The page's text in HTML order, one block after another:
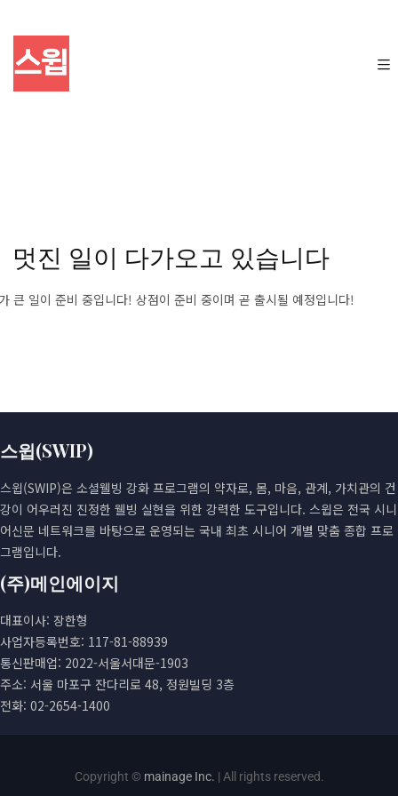
멋진 일이 다가오고 있습니다
큰 일이 준비 중입니다! 상점이 준비 중이며 곧 출시될 예정입니다!
스윕(SWIP)
스윕(SWIP)은 소셜웰빙 강화 프로그램의 약자로, 몸, 마음, 관계, 가치관의 건
강이 어우러진 진정한 웰빙 실현을 위한 강력한 도구입니다. 스윕은 전국 시니
어신문 네트워크를 바탕으로 운영되는 국내 최초 시니어 개별 맞춤 종합 프로
그램입니다.
(주)메인에이지
대표이사: 장한형
사업자등록번호: 117-81-88939
통신판매업: 2022-서울서대문-1903
주소: 서울 마포구 잔다리로 48, 정원빌딩 3층
전화: 02-2654-1400
Copyright © mainage Inc. | All rights reserved.